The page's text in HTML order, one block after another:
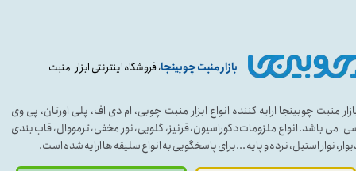
بازار منبت چوبینجا، فروشگاه اینترنتی ابزار منبت
منبت چوبینجا ارایه کننده انواع ابزار منبت چوبی، ام دی اف، پلی اورتان، پی وی
می باشد. انواع ملزومات دکوراسیون، قرنیز، گلویی، نور مخفی، ترمووال، قاب بندی
نوار استیل، نرده و پایه ...برای پاسخگویی به انواع سلیقه ها ارایه شده است.